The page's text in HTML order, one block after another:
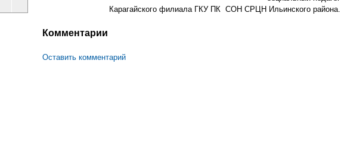
Карагайского филиала ГКУ ПК СОН СРЦН Ильинского района.
Комментарии
Оставить комментарий